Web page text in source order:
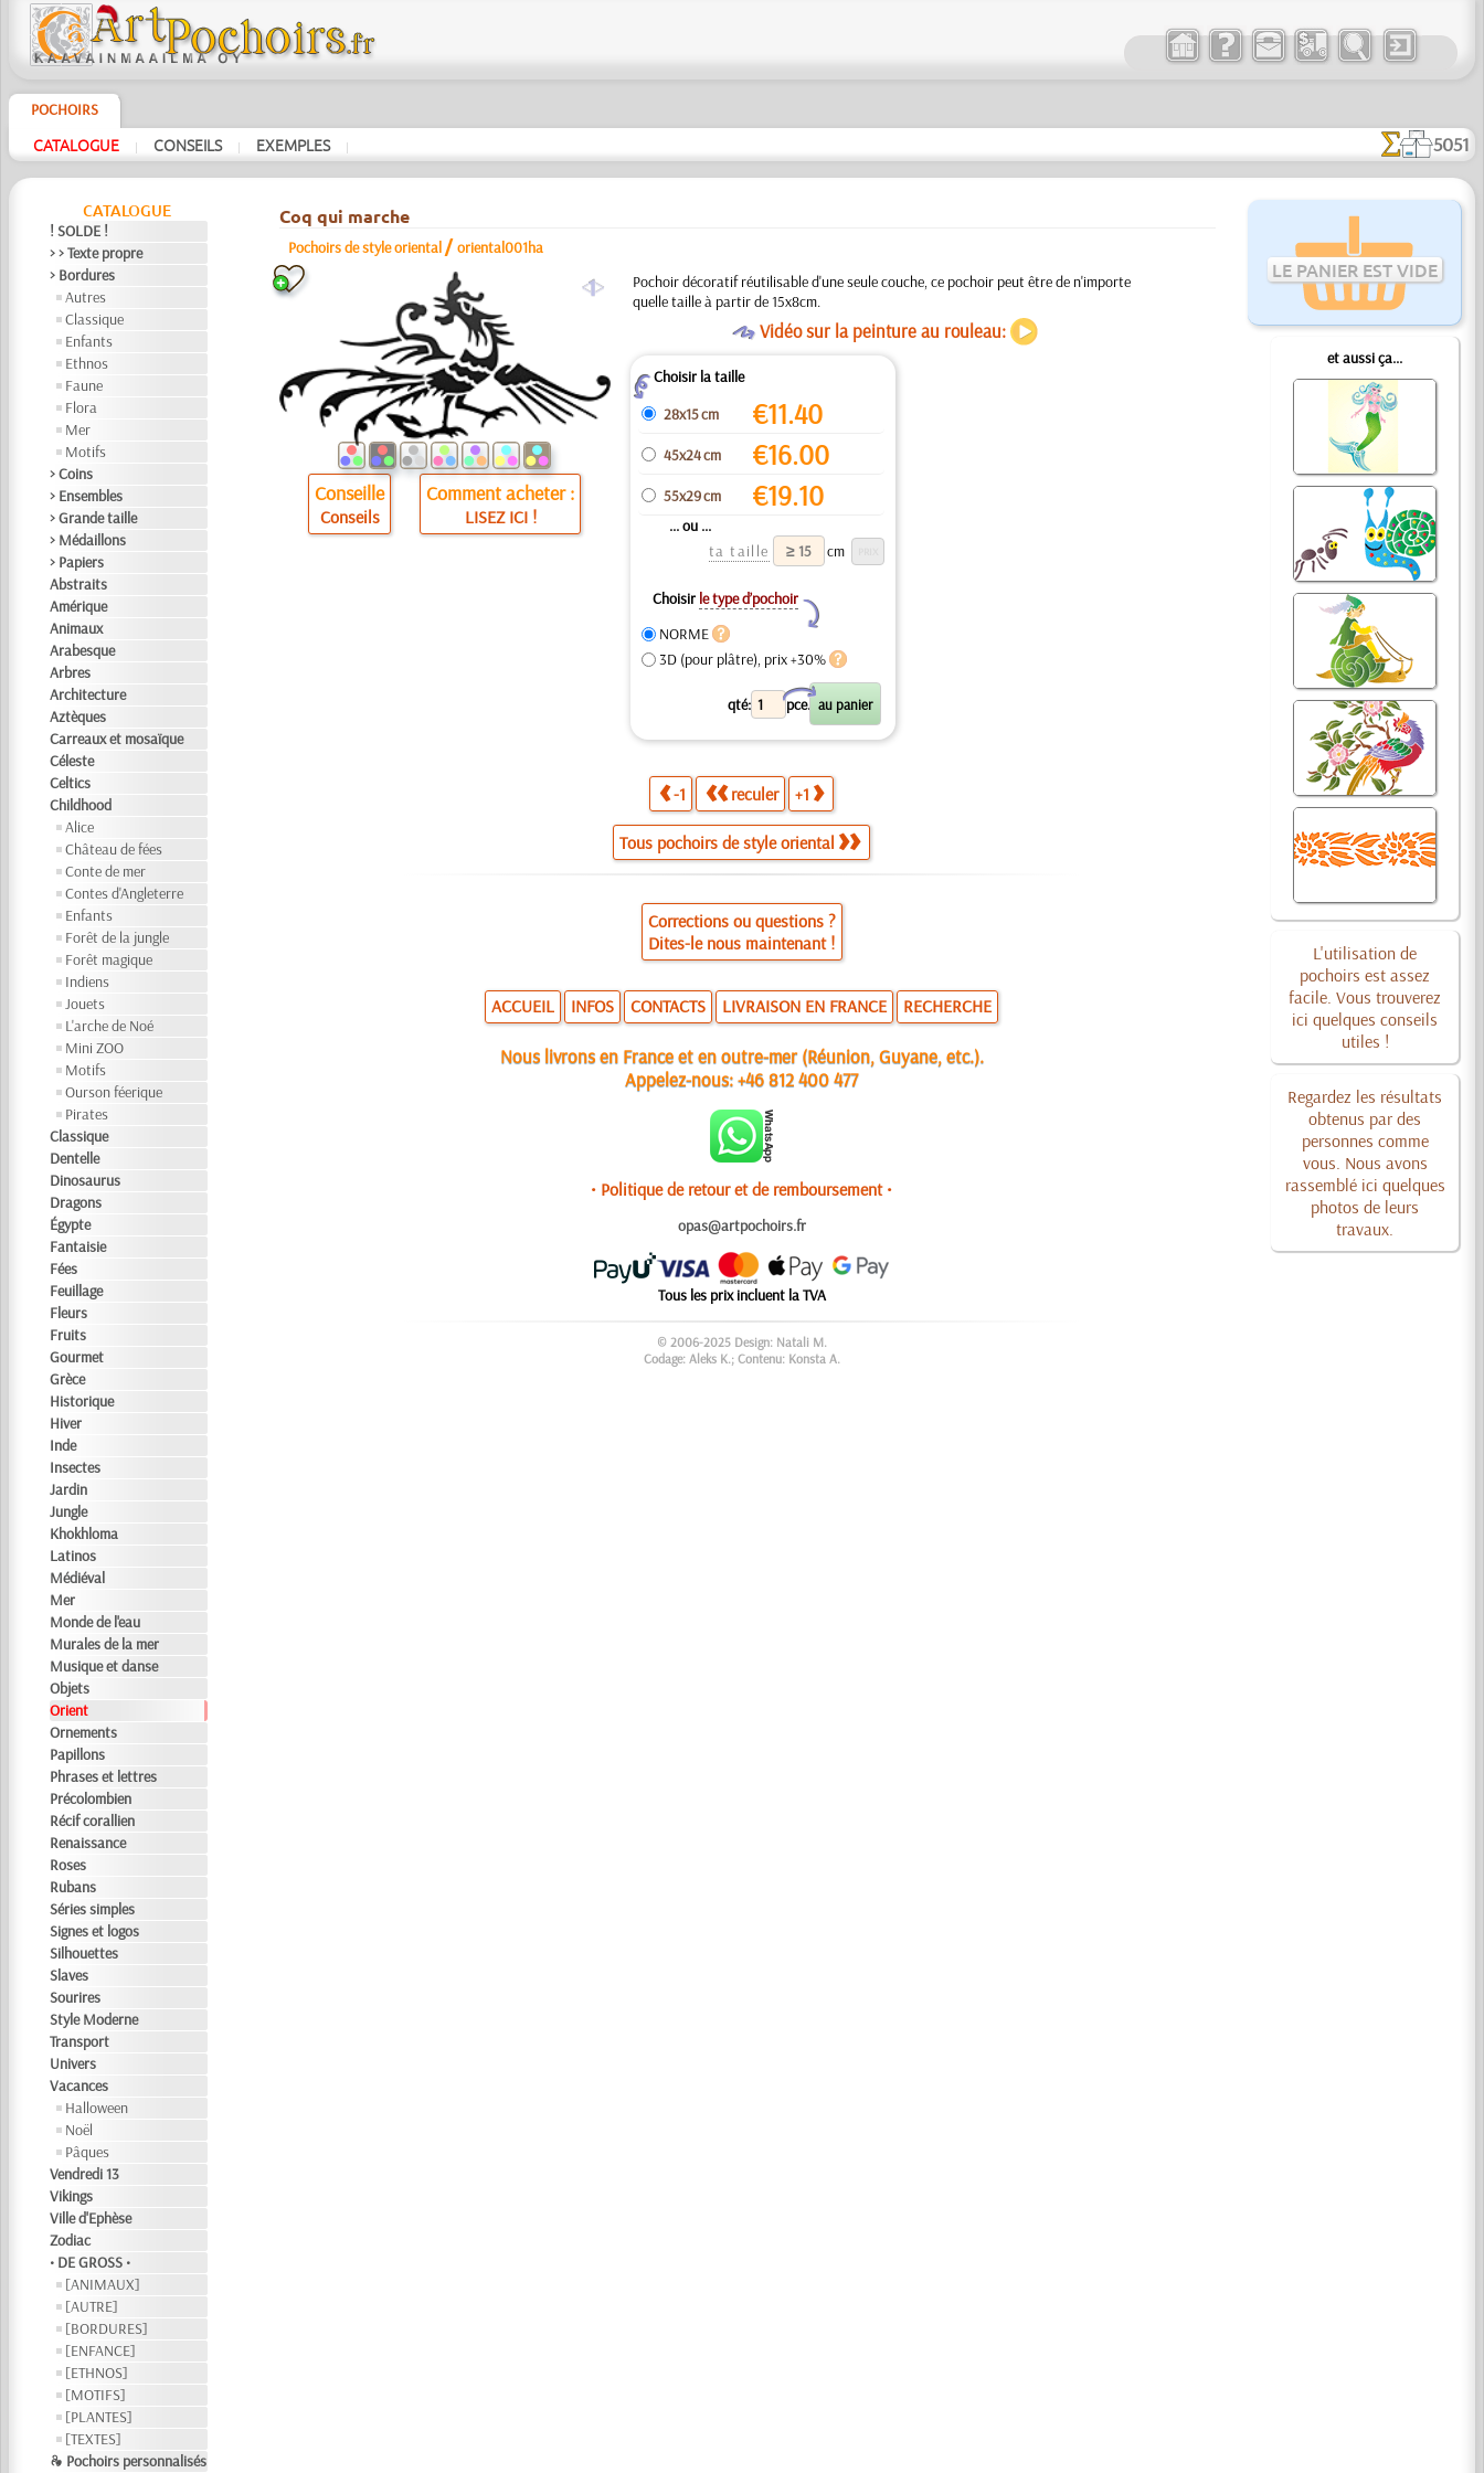
POCHOIRS
CATALOGUE | CONSEILS | EXEMPLES | 5051
CATALOGUE
! SOLDE !
> > Texte propre
> Bordures
Autres
Classique
Enfants
Ethnos
Faune
Flora
Mer
Motifs
> Coins
> Ensembles
> Grande taille
> Médaillons
> Papiers
Abstraits
Amérique
Animaux
Arabesque
Arbres
Architecture
Aztèques
Carreaux et mosaïque
Céleste
Celtics
Childhood
Alice
Château de fées
Conte de mer
Contes d'Angleterre
Enfants
Forêt de la jungle
Forêt magique
Indiens
Jouets
L'arche de Noé
Mini ZOO
Motifs
Ourson féerique
Pirates
Classique
Dentelle
Dinosaurus
Dragons
Égypte
Fantaisie
Fées
Feuillage
Fleurs
Fruits
Gourmet
Grèce
Historique
Hiver
Inde
Insectes
Jardin
Jungle
Khokhloma
Latinos
Médiéval
Mer
Monde de l'eau
Murales de la mer
Musique et danse
Objets
Orient
Ornements
Papillons
Phrases et lettres
Précolombien
Récif corallien
Renaissance
Roses
Rubans
Séries simples
Signes et logos
Silhouettes
Slaves
Sourires
Style Moderne
Transport
Univers
Vacances
Halloween
Noël
Pâques
Vendredi 13
Vikings
Ville d'Ephèse
Zodiac
• DE GROSS •
[ANIMAUX]
[AUTRE]
[BORDURES]
[ENFANCE]
[ETHNOS]
[MOTIFS]
[PLANTES]
[TEXTES]
❧ Pochoirs personnalisés
LE PANIER EST VIDE
et aussi ça...
L'utilisation de
pochoirs est assez
facile. Vous trouverez
ici quelques conseils
utiles !
Regardez les résultats
obtenus par des
personnes comme
vous. Nous avons
rassemblé ici quelques
photos de leurs
travaux.
Coq qui marche
Pochoirs de style oriental /oriental001ha
a
Conseille
Conseils
Comment acheter :
LISEZ ICI !
Pochoir décoratif réutilisable d'une seule couche, ce pochoir peut être de n'importe
quelle taille à partir de 15x8cm.
OVidéo sur la peinture au rouleau:
ZChoisir la taille
28x15 cm
€11.40
45x24 cm €16.00
55x29 cm €19.10
... ou ...
ta taille
cm
Choisir le type d’pochoir
Y
NORME
3D (pour plâtre), prix +30%
qté: pce.
X
-1 reculer +1
Tous pochoirs de style oriental
Corrections ou questions ?
Dites-le nous maintenant !
ACCUEIL INFOS CONTACTS LIVRAISON EN FRANCE RECHERCHE
Nous livrons en France et en outre-mer (Réunion, Guyane, etc.).
Appelez-nous:+46 812 400 477
• Politique de retour et de remboursement •
opas@artpochoirs.fr
Tous les prix incluent la TVA
© 2006-2025 Design: Natali M.
Codage: Aleks K.; Contenu: Konsta A.